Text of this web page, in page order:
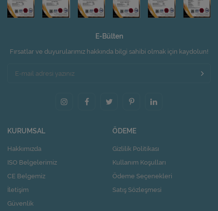
E-Bülten
Fırsatlar ve duyurularımız hakkında bilgi sahibi olmak için kaydolun!
KURUMSAL
Hakkımızda
ISO Belgelerimiz
CE Belgemiz
İletişim
Güvenlik
ÖDEME
Gizlilik Politikası
Kullanım Koşulları
Ödeme Seçenekleri
Satış Sözleşmesi